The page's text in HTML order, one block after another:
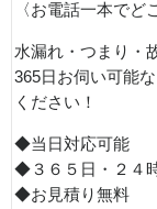
〈お電話一本でど
水漏れ・つまり・
365日お伺い可能
ください！
◆当日対応可能
◆３６５日・２４
◆お見積り無料